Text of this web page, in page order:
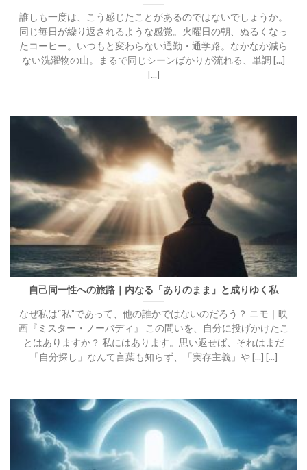
誰しも一度は、こう感じたことがあるのではないでしょうか。
同じ毎日が繰り返されるような感覚。火曜日の朝、ぬるくなっ
たコーヒー。いつもと変わらない通勤・通学路。なかなか減ら
ない洗濯物の山。まるで同じシーンばかりが流れる、単調 [...]
[...]
自己同一性への旅路｜内なる「ありのまま」と成りゆく私
なぜ私は“私”であって、他の誰かではないのだろう？ ニモ｜映
画『ミスター・ノーバディ』 この問いを、自分に投げかけたこ
とはありますか？ 私にはあります。思い返せば、それはまだ
「自分探し」なんて言葉も知らず、「実存主義」や [...] [...]